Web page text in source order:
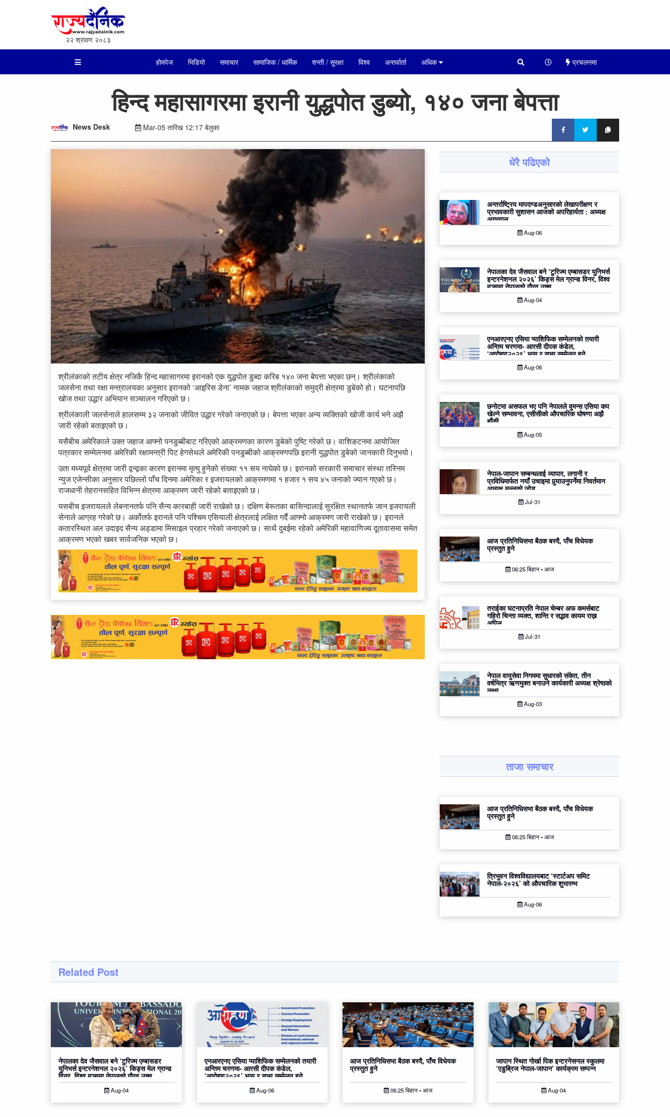
२२ श्रावण २०८३
होमपेज भिडियो समाचार सामाजिक / धार्मिक शन्ती / सुरक्षा विश्व अन्तर्वार्ता अधिक प्रचलनमा
हिन्द महासागरमा इरानी युद्धपोत डुब्यो, १४० जना बेपत्ता
News Desk Mar-05 तारिख 12:17 बेलुका
श्रीलंकाको तटीय क्षेत्र नजिकै हिन्द महासागरमा इरानको एक युद्धपोत डुब्दा करिब १४० जना बेपत्ता भएका छन्। श्रीलंकाको
जलसेना तथा रक्षा मन्त्रालयका अनुसार इरानको ‘आइरिस डेना’ नामक जहाज श्रीलंकाको समुद्री क्षेत्रमा डुबेको हो। घटनापछि
खोज तथा उद्धार अभियान सञ्चालन गरिएको छ।
श्रीलंकाली जलसेनाले हालसम्म ३२ जनाको जीवित उद्धार गरेको जनाएको छ। बेपत्ता भएका अन्य व्यक्तिको खोजी कार्य भने अझै
जारी रहेको बताइएको छ।
यसैबीच अमेरिकाले उक्त जहाज आफ्नो पनडुब्बीबाट गरिएको आक्रमणका कारण डुबेको पुष्टि गरेको छ। वाशिङटनमा आयोजित
पत्रकार सम्मेलनमा अमेरिकी रक्षामन्त्री पिट हेगसेथले अमेरिकी पनडुब्बीको आक्रमणपछि इरानी युद्धपोत डुबेको जानकारी दिनुभयो।
उता मध्यपूर्व क्षेत्रमा जारी द्वन्द्वका कारण इरानमा मृत्यु हुनेको संख्या ११ सय नाघेको छ। इरानको सरकारी समाचार संस्था तस्निम
न्युज एजेन्सीका अनुसार पछिल्लो पाँच दिनमा अमेरिका र इजरायलको आक्रमणमा १ हजार १ सय ४५ जनाको ज्यान गएको छ।
राजधानी तेहरानसहित विभिन्न क्षेत्रमा आक्रमण जारी रहेको बताइएको छ।
यसबीच इजरायलले लेबनानतर्फ पनि सैन्य कारबाही जारी राखेको छ। दक्षिण बेरूतका बासिन्दालाई सुरक्षित स्थानतर्फ जान इजरायली
सेनाले आग्रह गरेको छ। अर्कोतर्फ इरानले पनि पश्चिम एसियाली क्षेत्रलाई लक्षित गर्दै आफ्नो आक्रमण जारी राखेको छ। इरानले
कतारस्थित अल उदाइद सैन्य अड्डामा मिसाइल प्रहार गरेको जनाएको छ। साथै दुबईमा रहेको अमेरिकी महावाणिज्य दूतावासमा समेत
आक्रमण भएको खबर सार्वजनिक भएको छ।
धेरै पढिएको
अन्तर्राष्ट्रिय मापदण्डअनुसारको लेखापरीक्षण र
प्रभावकारी सुशासन आजको अपरिहार्यता : अध्यक्ष
अग्रवाल
Aug-06
नेपालका देव जैसवाल बने ‘टुरिज्म एम्बासडर युनिभर्स
इन्टरनेशनल २०२६’ किड्स मेल ग्रान्ड विनर, विश्व
मञ्चमा नेपालको गौरव उच्च
Aug-04
एनआरएनए एसिया प्याशिफिक सम्मेलनको तयारी
अन्तिम चरणमा- आरसी दीपक कंडेल,
‘आरोहण२०२६’ भव्य र सभ्य सम्मेलन हुने
Aug-06
छनोटमा असफल भए पनि नेपालले वुमन्स एसिया कप
खेल्ने सम्भावना, एसीसीको औपचारिक घोषणा अझै
बाँकी
Aug-05
नेपाल-जापान सम्बन्धलाई व्यापार, लगानी र
प्रविधिमार्फत नयाँ उचाइमा पुर्‍याउनुपर्नेमा निवर्तमान
अध्यक्ष मल्लको जोड
Jul-31
आज प्रतिनिधिसभा बैठक बस्दै, पाँच विधेयक
प्रस्तुत हुने
06:25 बिहान • आज
तराईका घटनाप्रति नेपाल चेम्बर अफ कमर्सबाट
गहिरो चिन्ता व्यक्त, शान्ति र सद्भाव कायम राख्न
अपिल
Jul-31
नेपाल वायुसेवा निगममा सुधारको संकेत, तीन
वर्षभित्र ऋणमुक्त बनाउने कार्यकारी अध्यक्ष श्रेष्ठको
लक्ष्य
Aug-03
ताजा समाचार
आज प्रतिनिधिसभा बैठक बस्दै, पाँच विधेयक
प्रस्तुत हुने
06:25 बिहान • आज
त्रिभुवन विश्वविद्यालयबाट ‘स्टार्टअप समिट
नेपाल-२०२६’ को औपचारिक शुभारम्भ
Aug-06
Related Post
नेपालका देव जैसवाल बने ‘टुरिज्म एम्बासडर
युनिभर्स इन्टरनेशनल २०२६’ किड्स मेल ग्रान्ड
विनर, विश्व मञ्चमा नेपालको गौरव उच्च
Aug-04
एनआरएनए एसिया प्याशिफिक सम्मेलनको तयारी
अन्तिम चरणमा- आरसी दीपक कंडेल,
‘आरोहण२०२६’ भव्य र सभ्य सम्मेलन हुने
Aug-06
आज प्रतिनिधिसभा बैठक बस्दै, पाँच विधेयक
प्रस्तुत हुने
06:25 बिहान • आज
जापान स्थित गोर्खा पिक इन्टरनेसनल स्कुलमा
‘एडुब्रिज नेपाल-जापान’ कार्यक्रम सम्पन्न
Aug-04